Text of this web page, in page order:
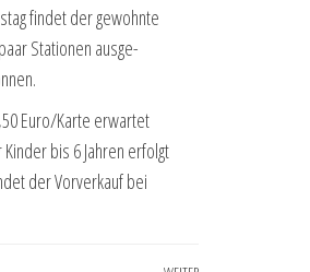
fin­det der gewohn­te
Sta­tio­nen aus­ge­
Euro/Karte erwar­tet
bis 6 Jah­ren erfolgt
der Vor­ver­kauf bei